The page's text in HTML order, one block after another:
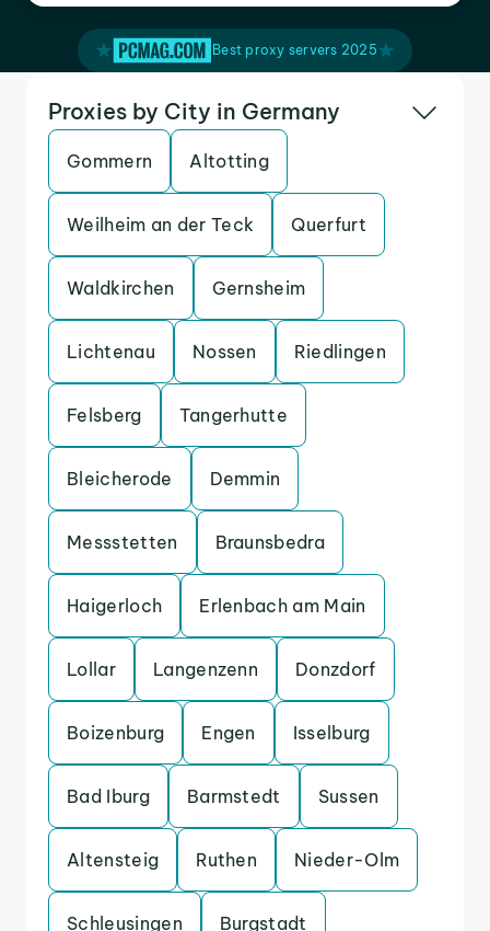
Best proxy servers 2025
Proxies by City in Germany
Gommern Altotting
Weilheim an der Teck Querfurt
Waldkirchen Gernsheim
Lichtenau Nossen Riedlingen
Felsberg Tangerhutte
Bleicherode Demmin
Messstetten Braunsbedra
Haigerloch Erlenbach am Main
Lollar Langenzenn Donzdorf
Boizenburg Engen Isselburg
Bad Iburg Barmstedt Sussen
Altensteig Ruthen Nieder-Olm
Schleusingen Burgstadt